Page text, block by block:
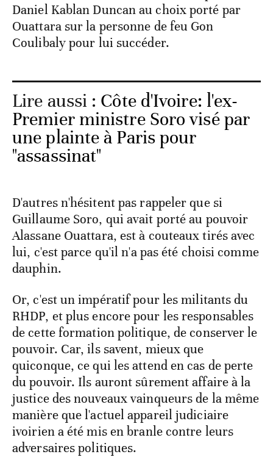
Daniel Kablan Duncan au choix porté par
Ouattara sur la personne de feu Gon
Coulibaly pour lui succéder.
Lire aussi : Côte d'Ivoire: l'ex-
Premier ministre Soro visé par
une plainte à Paris pour
"assassinat"
D'autres n'hésitent pas rappeler que si
Guillaume Soro, qui avait porté au pouvoir
Alassane Ouattara, est à couteaux tirés avec
lui, c'est parce qu'il n'a pas été choisi comme
dauphin.
Or, c'est un impératif pour les militants du
RHDP, et plus encore pour les responsables
de cette formation politique, de conserver le
pouvoir. Car, ils savent, mieux que
quiconque, ce qui les attend en cas de perte
du pouvoir. Ils auront sûrement affaire à la
justice des nouveaux vainqueurs de la même
manière que l'actuel appareil judiciaire
ivoirien a été mis en branle contre leurs
adversaires politiques.